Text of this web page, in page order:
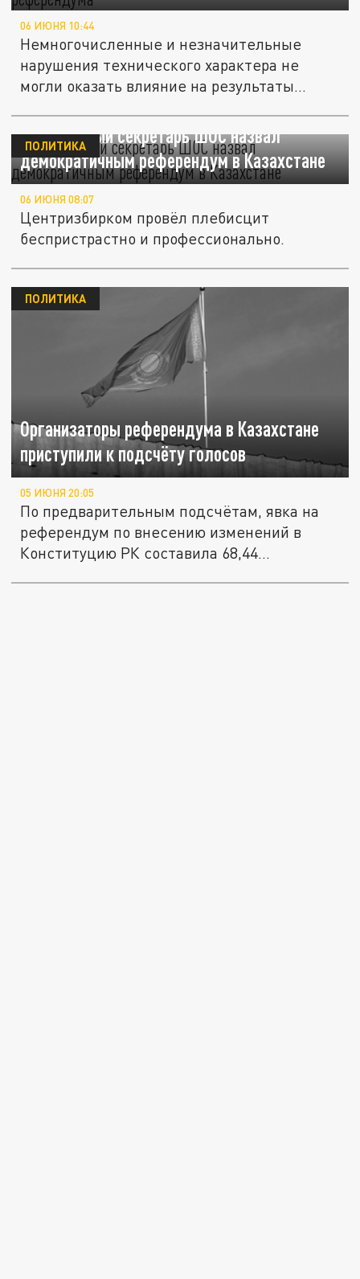
06 ИЮНЯ 10:44
Немногочисленные и незначительные
нарушения технического характера не
могли оказать влияние на результаты...
Генеральный секретарь ШОС назвал
демократичным референдум в Казахстане
ПОЛИТИКА
06 ИЮНЯ 08:07
Центризбирком провёл плебисцит
беспристрастно и профессионально.
Организаторы референдума в Казахстане
приступили к подсчёту голосов
ПОЛИТИКА
05 ИЮНЯ 20:05
По предварительным подсчётам, явка на
референдум по внесению изменений в
Конституцию РК составила 68,44...